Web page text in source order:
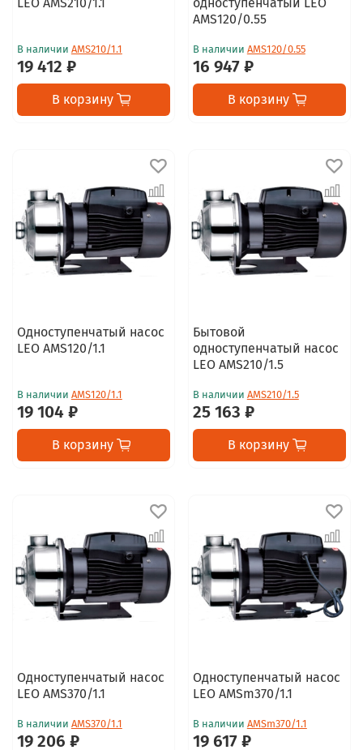
LEO AMS210/1.1
В наличии AMS210/1.1
19 412 ₽
В корзину
одноступенчатый LEO
AMS120/0.55
В наличии AMS120/0.55
16 947 ₽
В корзину
Одноступенчатый насос
LEO AMS120/1.1
В наличии AMS120/1.1
19 104 ₽
В корзину
Бытовой
одноступенчатый насос
LEO AMS210/1.5
В наличии AMS210/1.5
25 163 ₽
В корзину
Одноступенчатый насос
LEO AMS370/1.1
В наличии AMS370/1.1
19 206 ₽
Одноступенчатый насос
LEO AMSm370/1.1
В наличии AMSm370/1.1
19 617 ₽